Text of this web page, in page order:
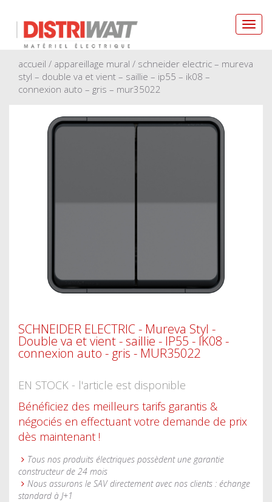
accueil / appareillage mural / schneider electric – mureva
styl – double va et vient – saillie – ip55 – ik08 –
connexion auto – gris – mur35022
SCHNEIDER ELECTRIC - Mureva Styl -
Double va et vient - saillie - IP55 - IK08 -
connexion auto - gris - MUR35022
EN STOCK - l'article est disponible
Bénéficiez des meilleurs tarifs garantis &
négociés en effectuant votre demande de prix
dès maintenant !
Tous nos produits électriques possèdent une garantie
constructeur de 24 mois
Nous assurons le SAV directement avec nos clients : échange
standard à J+1